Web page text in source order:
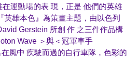
運動場的表 現，正是 他們的英雄
英雄本色』為策畫主題，由以色列
Gerstein 所創 作 之三件作品構
Wave ＞與＜冠軍車手
風中 疾駛而過的自行車隊，色彩的